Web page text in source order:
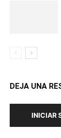
DEJA UNA
INICIAR